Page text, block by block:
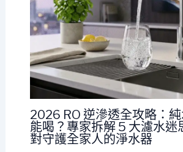
2026 RO 逆滲透全攻略：
能喝？專家拆解 5 大濾水迷
對守護全家人的淨水器